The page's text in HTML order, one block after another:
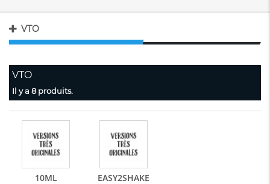
VTO
VTO
Il y a 8 produits.
10ML EASY2SHAKE